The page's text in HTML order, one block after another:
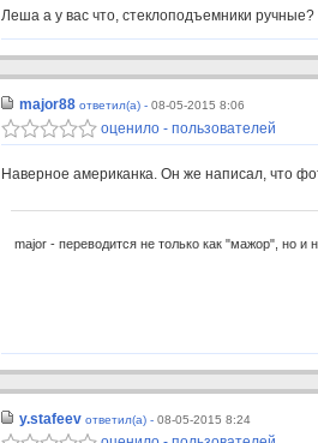
Леша а у вас что, стеклоподъемники
major88 ответил(а) - 08-05-2015 8:06
оценило - пользователей
Наверное американка. Он же написал, что
major - переводится не только как "мажор", но и
y.stafeev ответил(а) - 08-05-2015 8:24